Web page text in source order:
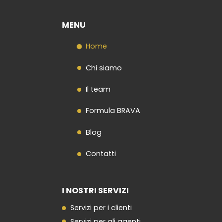
MENU
Home
Chi siamo
Il team
Formula BRAVA
Blog
Contatti
I NOSTRI SERVIZI
Servizi per i clienti